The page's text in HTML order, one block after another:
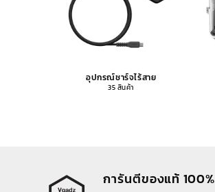
อุปกรณ์ชาร์จไร้สาย
35 สินค้า
การันตีของแท้ 100%